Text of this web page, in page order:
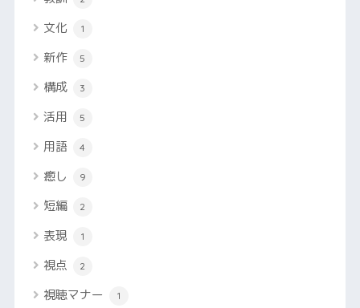
文化 1
新作 5
構成 3
活用 5
用語 4
癒し 9
短編 2
表現 1
視点 2
視聴マナー 1